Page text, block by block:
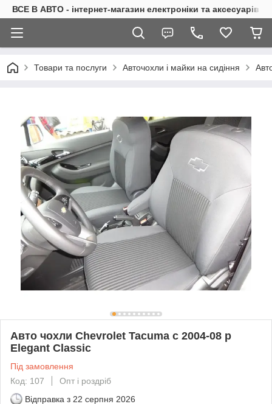
ВСЕ В АВТО - інтернет-магазин електроніки та аксесуарів в
Товари та послуги Авточохли і майки на сидіння
Авто чохли Chevrolet Tacuma c 2004-08 р
Elegant Classic
Під замовлення
Код: 107
Опт і роздріб
Відправка з 22 серпня 2026